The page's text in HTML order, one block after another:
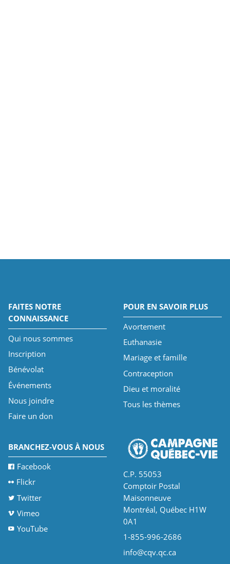
FAITES NOTRE
CONNAISSANCE
Qui nous sommes
Inscription
Bénévolat
Événements
Nous joindre
Faire un don
POUR EN SAVOIR PLUS
Avortement
Euthanasie
Mariage et famille
Contraception
Dieu et moralité
Tous les thèmes
BRANCHEZ-VOUS À NOUS
Facebook
Flickr
Twitter
Vimeo
YouTube
C.P. 55053
Comptoir Postal
Maisonneuve
Montréal, Québec H1W
0A1
1-855-996-2686
info@cqv.qc.ca